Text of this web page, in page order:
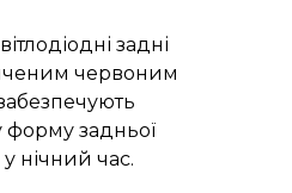
задні
червоним
форму задньої
нічний час.